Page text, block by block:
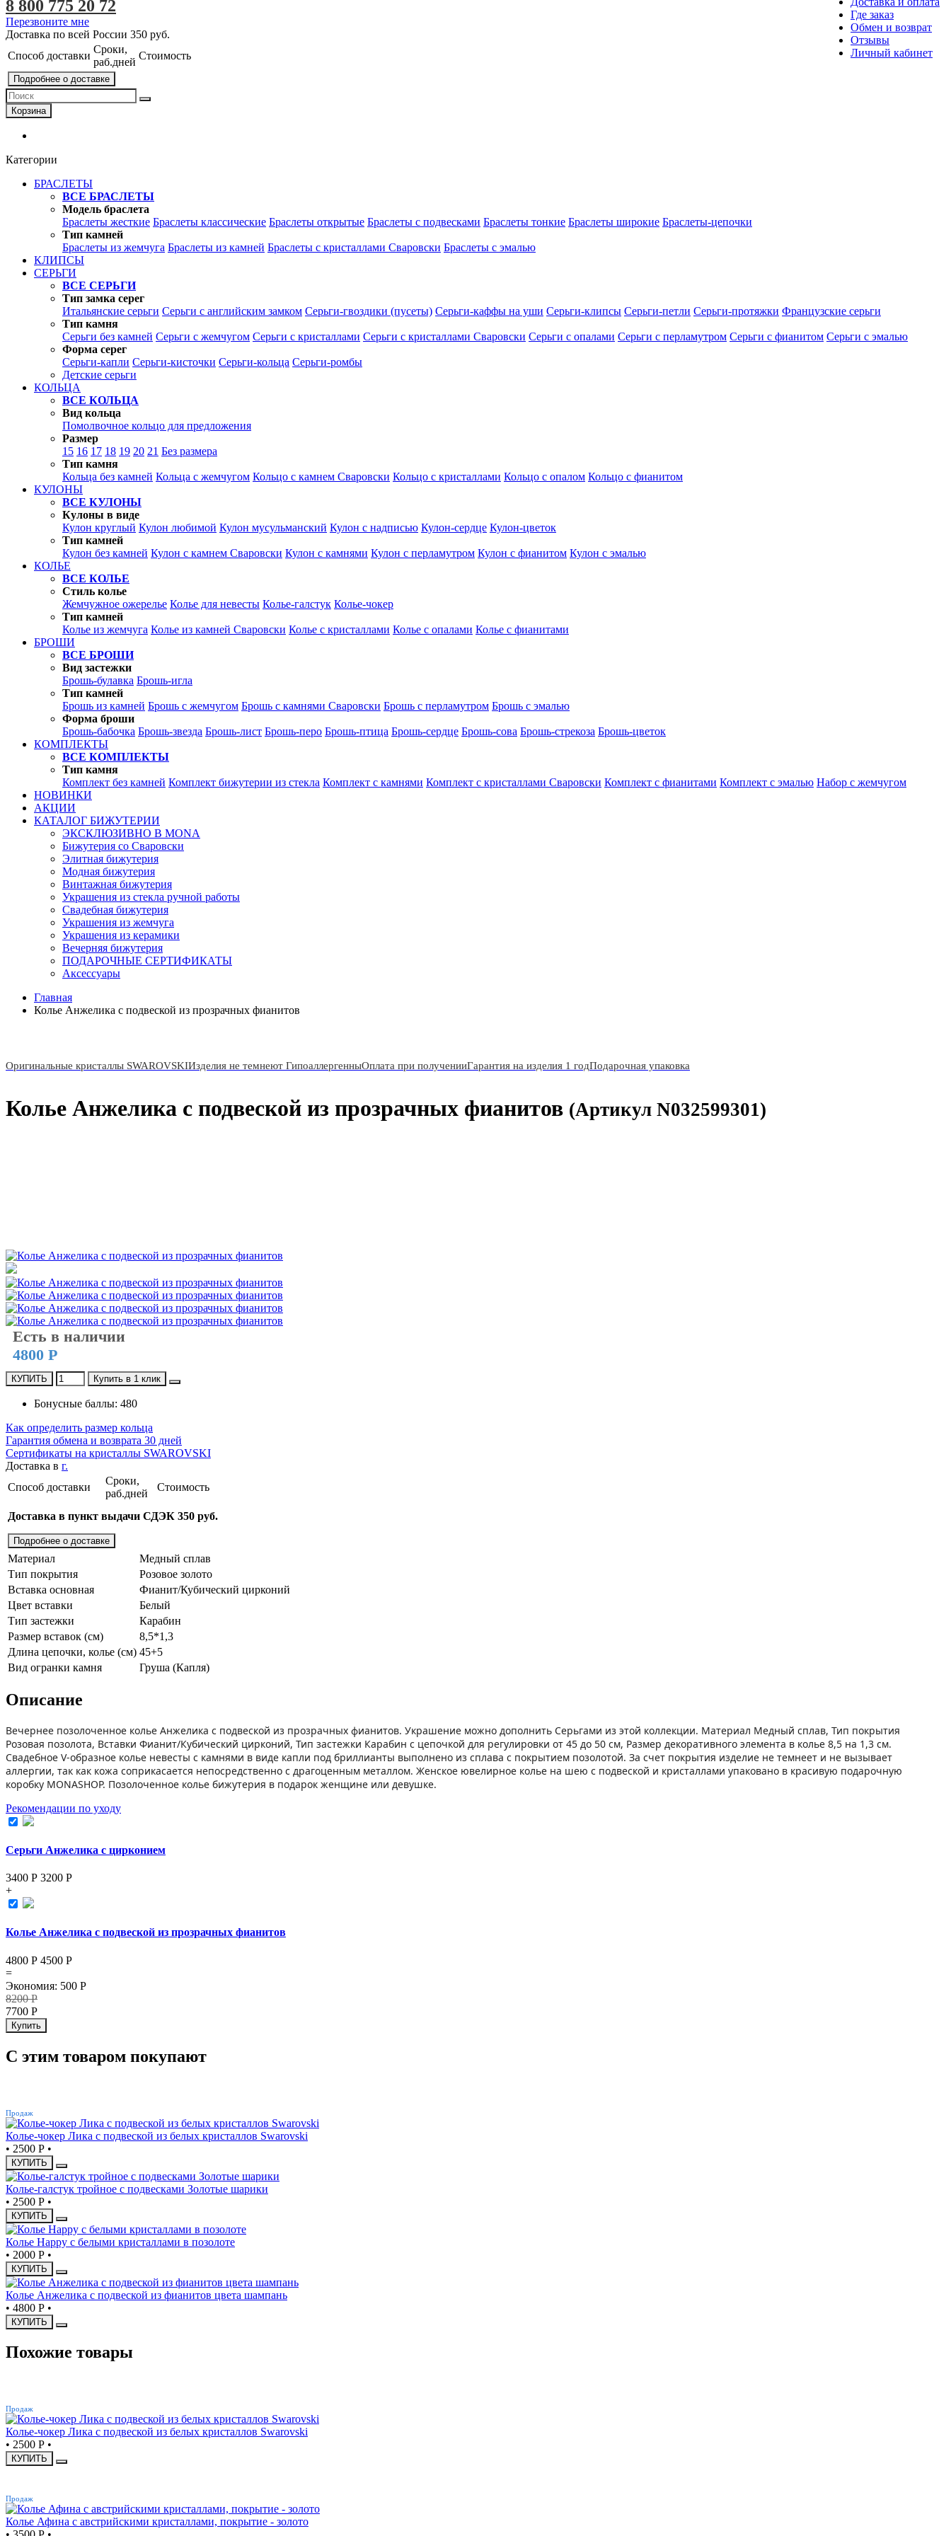
Где заказ
Обмен и возврат
Отзывы
Личный кабинет
8 800 775 20 72
Перезвоните мне
Доставка по всей России 350 руб.
Способ доставки
Сроки,
раб.дней
Стоимость
Подробнее о доставке
Корзина
Категории
БРАСЛЕТЫ
ВСЕ БРАСЛЕТЫ
Модель браслета
Браслеты жесткие Браслеты классические Браслеты открытые Браслеты с подвесками Браслеты тонкие Браслеты широкие Браслеты-цепочки
Тип камней
Браслеты из жемчуга Браслеты из камней Браслеты с кристаллами Сваровски Браслеты с эмалью
КЛИПСЫ
СЕРЬГИ
ВСЕ СЕРЬГИ
Тип замка серег
Итальянские серьги Серьги с английским замком Серьги-гвоздики (пусеты) Серьги-каффы на уши Серьги-клипсы Серьги-петли Серьги-протяжки Французские серьги
Тип камня
Серьги без камней Серьги с жемчугом Серьги с кристаллами Серьги с кристаллами Сваровски Серьги с опалами Серьги с перламутром Серьги с фианитом Серьги с эмалью
Форма серег
Серьги-капли Серьги-кисточки Серьги-кольца Серьги-ромбы
Детские серьги
КОЛЬЦА
ВСЕ КОЛЬЦА
Вид кольца
Помолвочное кольцо для предложения
Размер
15 16 17 18 19 20 21 Без размера
Тип камня
Кольца без камней Кольца с жемчугом Кольцо с камнем Сваровски Кольцо с кристаллами Кольцо с опалом Кольцо с фианитом
КУЛОНЫ
ВСЕ КУЛОНЫ
Кулоны в виде
Кулон круглый Кулон любимой Кулон мусульманский Кулон с надписью Кулон-сердце Кулон-цветок
Тип камней
Кулон без камней Кулон с камнем Сваровски Кулон с камнями Кулон с перламутром Кулон с фианитом Кулон с эмалью
КОЛЬЕ
ВСЕ КОЛЬЕ
Стиль колье
Жемчужное ожерелье Колье для невесты Колье-галстук Колье-чокер
Тип камней
Колье из жемчуга Колье из камней Сваровски Колье с кристаллами Колье с опалами Колье с фианитами
БРОШИ
ВСЕ БРОШИ
Вид застежки
Брошь-булавка Брошь-игла
Тип камней
Брошь из камней Брошь с жемчугом Брошь с камнями Сваровски Брошь с перламутром Брошь с эмалью
Форма броши
Брошь-бабочка Брошь-звезда Брошь-лист Брошь-перо Брошь-птица Брошь-сердце Брошь-сова Брошь-стрекоза Брошь-цветок
КОМПЛЕКТЫ
ВСЕ КОМПЛЕКТЫ
Тип камня
Комплект без камней Комплект бижутерии из стекла Комплект с камнями Комплект с кристаллами Сваровски Комплект с фианитами Комплект с эмалью Набор с жемчугом
НОВИНКИ
АКЦИИ
КАТАЛОГ БИЖУТЕРИИ
ЭКСКЛЮЗИВНО В MONA
Бижутерия со Сваровски
Элитная бижутерия
Модная бижутерия
Винтажная бижутерия
Украшения из стекла ручной работы
Свадебная бижутерия
Украшения из жемчуга
Украшения из керамики
Вечерняя бижутерия
ПОДАРОЧНЫЕ СЕРТИФИКАТЫ
Аксессуары
Главная
Колье Анжелика с подвеской из прозрачных фианитов
Оригинальные кристаллы SWAROVSKIИзделия не темнеют ГипоаллергенныОплата при полученииГарантия на изделия 1 годПодарочная упаковка
Колье Анжелика с подвеской из прозрачных фианитов (Артикул N032599301)
Есть в наличии
4800 Р
КУПИТЬ Купить в 1 клик
Бонусные баллы: 480
Как определить размер кольца
Гарантия обмена и возврата 30 дней
Сертификаты на кристаллы SWAROVSKI
Доставка в г.
Способ доставки
Сроки,
раб.дней
Стоимость
Доставка в пункт выдачи СДЭК 350 руб.
Подробнее о доставке
Материал
Медный сплав
Тип покрытия
Розовое золото
Вставка основная
Фианит/Кубический цирконий
Цвет вставки
Белый
Тип застежки
Карабин
Размер вставок (см)
8,5*1,3
Длина цепочки, колье (см) 45+5
Вид огранки камня
Груша (Капля)
Описание
Вечернее позолоченное колье Анжелика с подвеской из прозрачных фианитов. Украшение можно дополнить Серьгами из этой коллекции. Материал Медный сплав, Тип покрытия
Розовая позолота, Вставки Фианит/Кубический цирконий, Тип застежки Карабин с цепочкой для регулировки от 45 до 50 см, Размер декоративного элемента в колье 8,5 на 1,3 см.
Свадебное V-образное колье невесты с камнями в виде капли под бриллианты выполнено из сплава с покрытием позолотой. За счет покрытия изделие не темнеет и не вызывает
аллергии, так как кожа соприкасается непосредственно с драгоценным металлом. Женское ювелирное колье на шею с подвеской и кристаллами упаковано в красивую подарочную
коробку MONASHOP. Позолоченное колье бижутерия в подарок женщине или девушке.
Рекомендации по уходу
Серьги Анжелика с цирконием
3400 Р 3200 Р
+
Колье Анжелика с подвеской из прозрачных фианитов
4800 Р 4500 Р
=
Экономия: 500 Р
8200Р
7700 Р
Купить
С этим товаром покупают
Продаж
Колье-чокер Лика с подвеской из белых кристаллов Swarovski
• 2500 Р •
КУПИТЬ
Колье-галстук тройное с подвесками Золотые шарики
• 2500 Р •
КУПИТЬ
Колье Happy с белыми кристаллами в позолоте
• 2000 Р •
КУПИТЬ
Колье Анжелика с подвеской из фианитов цвета шампань
• 4800 Р •
КУПИТЬ
Похожие товары
Продаж
Колье-чокер Лика с подвеской из белых кристаллов Swarovski
• 2500 Р •
КУПИТЬ
Продаж
Колье Афина с австрийскими кристаллами, покрытие - золото